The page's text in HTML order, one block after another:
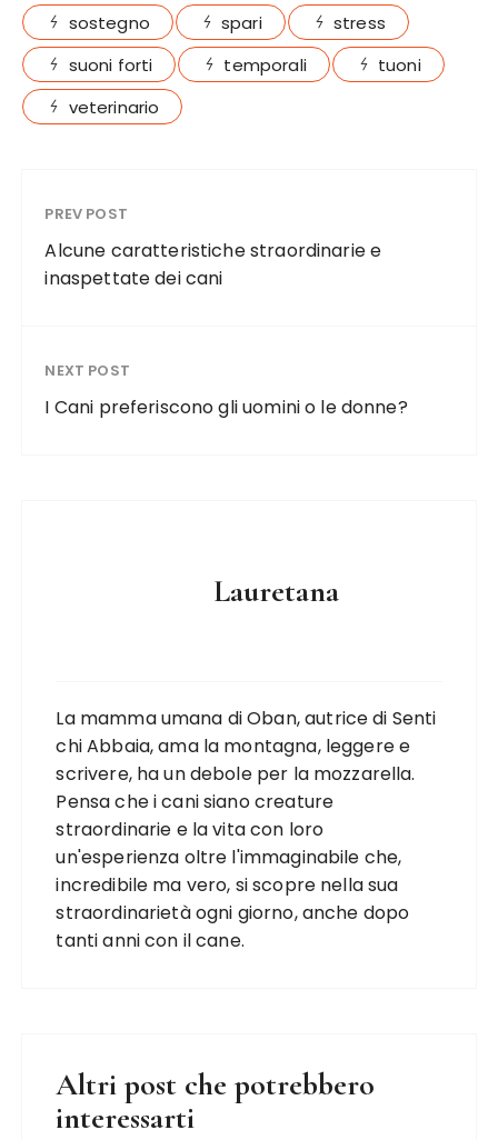
sostegno spari
stress
suoni forti
temporali
tuoni
veterinario
PREV POST
Alcune caratteristiche straordinarie e
inaspettate dei cani
NEXT POST
I Cani preferiscono gli uomini o le donne?
Lauretana
La mamma umana di Oban, autrice di Senti
chi Abbaia, ama la montagna, leggere e
scrivere, ha un debole per la mozzarella.
Pensa che i cani siano creature
straordinarie e la vita con loro
un'esperienza oltre l'immaginabile che,
incredibile ma vero, si scopre nella sua
straordinarietà ogni giorno, anche dopo
tanti anni con il cane.
Altri post che potrebbero
interessarti